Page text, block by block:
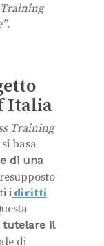
Training
.
Italia
Training
si basa
di una
i diritti
tutelare il
di